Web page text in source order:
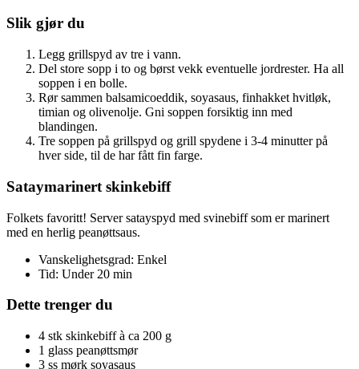
Slik gjør du
Legg grillspyd av tre i vann.
Del store sopp i to og børst vekk eventuelle jordrester. Ha all
soppen i en bolle.
Rør sammen balsamicoeddik, soyasaus, finhakket hvitløk,
timian og olivenolje. Gni soppen forsiktig inn med
blandingen.
Tre soppen på grillspyd og grill spydene i 3-4 minutter på
hver side, til de har fått fin farge.
Sataymarinert skinkebiff
Folkets favoritt! Server satayspyd med svinebiff som er marinert
med en herlig peanøttsaus.
Vanskelighetsgrad: Enkel
Tid: Under 20 min
Dette trenger du
4 stk skinkebiff à ca 200 g
1 glass peanøttsmør
3 ss mørk soyasaus